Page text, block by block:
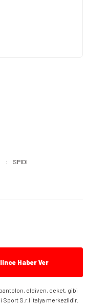
SPIDI
Haber Ver
pantolon, eldiven, ceket, gibi
Sport S.r.l İtalya merkezlidir.